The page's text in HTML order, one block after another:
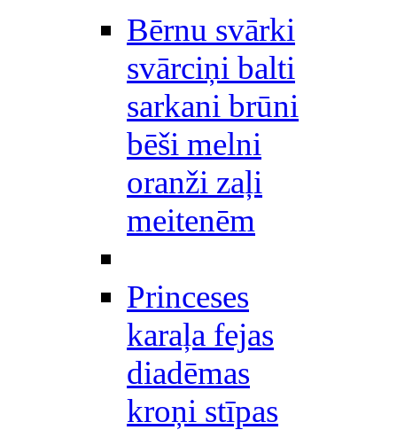
Bērnu svārki
svārciņi balti
sarkani brūni
bēši melni
oranži zaļi
meitenēm
Princeses
karaļa fejas
diadēmas
kroņi stīpas